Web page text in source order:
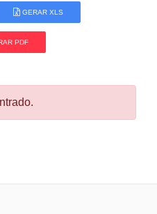
GERAR XLS
PDF